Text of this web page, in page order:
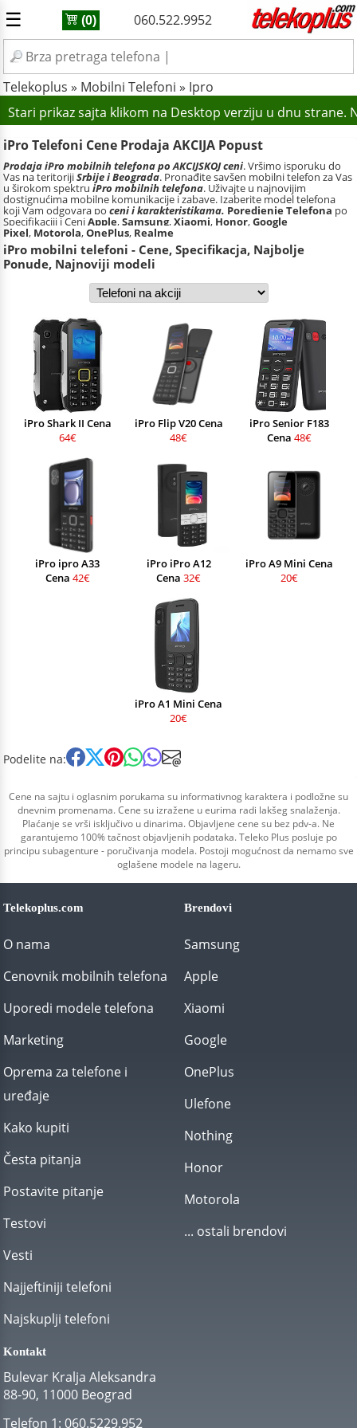
☰ (0) 060.522.9952
Telekoplus » Mobilni Telefoni » Ipro
Stari prikaz sajta klikom na Desktop verziju u dnu
iPro Telefoni Cene Prodaja AKCIJA Popust
Prodaja iPro mobilnih telefona po AKCIJSKOJ ceni. Vršimo isporuku do
Vas na teritorijiSrbije i Beograda. Pronađite savšen mobilni telefon za Vas
u širokom spektru iPro mobilnih telefona. Uživajte u najnovijim
dostignućima mobilne komunikacije i zabave. Izaberite model telefona
koji Vam odgovara po ceni i karakteristikama. Poredjenje Telefona po
Specifikaciji i CeniApple,Samsung,Xiaomi, Honor,Google
Pixel, Motorola,OnePlus, Realme
iPro mobilni telefoni - Cene, Specifikacja, Najbolje
Ponude, Najnoviji modeli
iPro Shark II Cena
64€
iPro Flip V20 Cena
48€
iPro Senior F183
Cena 48€
iPro ipro A33
Cena 42€
iPro iPro A12
Cena 32€
iPro A9 Mini Cena
20€
iPro A1 Mini Cena
20€
Podelite na:
Cene na sajtu i oglasnim porukama su informativnog karaktera i podložne su
dnevnim promenama. Cene su izražene u eurima radi lakšeg snalaženja.
Plaćanje se vrši isključivo u dinarima. Objavljene cene su bez pdv-a. Ne
garantujemo 100% tačnost objavljenih podataka. Teleko Plus posluje po
principu subagenture - poručivanja modela. Postoji mogućnost da nemamo sve
oglašene modele na lageru.
Telekoplus.com
O nama
Cenovnik mobilnih telefona
Uporedi modele telefona
Marketing
Oprema za telefone i
uređaje
Kako kupiti
Česta pitanja
Postavite pitanje
Testovi
Vesti
Najjeftiniji telefoni
Najskuplji telefoni
Brendovi
Samsung
Apple
Xiaomi
Google
OnePlus
Ulefone
Nothing
Honor
Motorola
... ostali brendovi
Kontakt
Bulevar Kralja Aleksandra
88-90, 11000 Beograd
Telefon 1: 060.5229.952